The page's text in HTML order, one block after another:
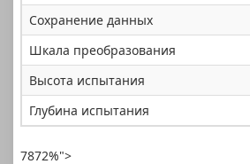
Сохранение данных
Шкала преобразования
Высота испытания
Глубина испытания
7872%">